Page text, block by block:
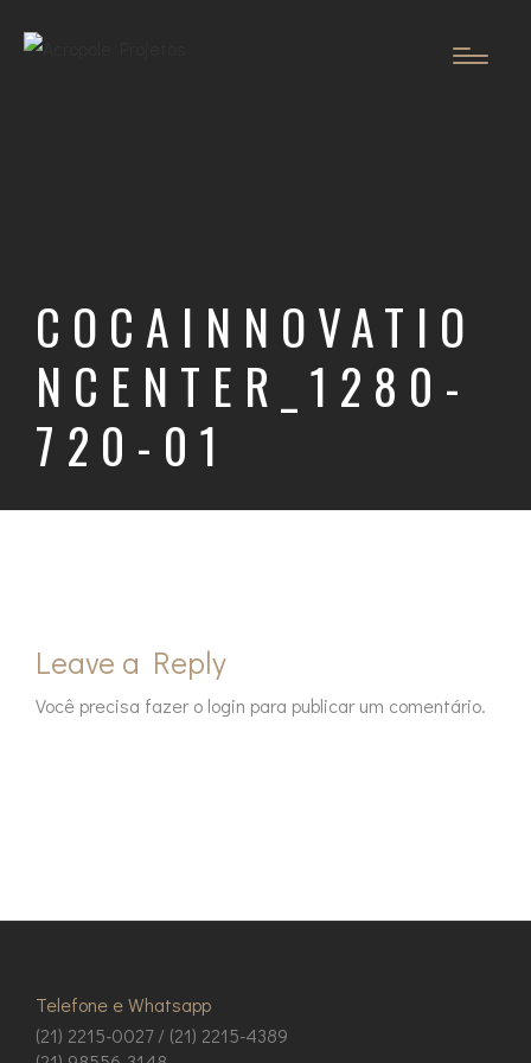
COCAINNOVATIO
NCENTER_1280-
720-01
Leave a Reply
Você precisa fazer o login para publicar um comentário.
Telefone e Whatsapp
(21) 2215-0027 / (21) 2215-4389